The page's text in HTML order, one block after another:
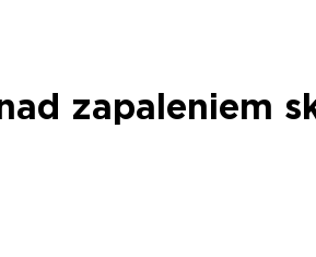
zapaleniem